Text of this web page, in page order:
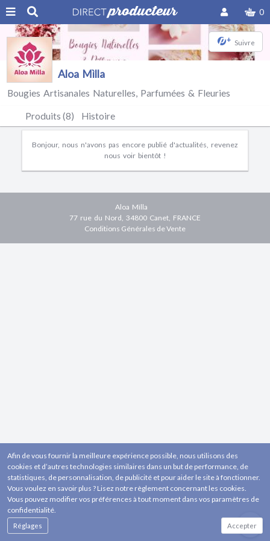
0
+ Suivre
Aloa Mìlla
Bougies Artisanales Naturelles, Parfumées & Fleuries
Produits (8) Histoire
Bonjour, nous n'avons pas encore publié d'actualités, revenez
nous voir bientôt !
Aloa Mìlla
77 rue du Nord, 34800 Canet, FRANCE
Conditions Générales de Vente
Afin de vous fournir la meilleure expérience possible, nous utilisons des
cookies et d’autres technologies similaires dans un but de performance, de
statistiques, de personnalisation, de publicité et pour aider le site à fonctionner.
Vous voulez en savoir plus ? Lisez notre règlement concernant les cookies.
Vous pouvez modifier vos préférences à tout moment dans vos paramètres de
confidentialité.
Réglages Accepter